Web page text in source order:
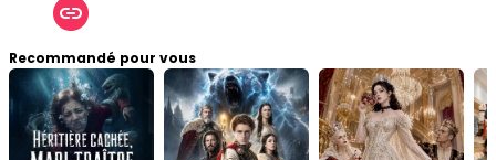
Recommandé pour vous